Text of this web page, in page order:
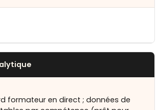
formateur en direct ; données de